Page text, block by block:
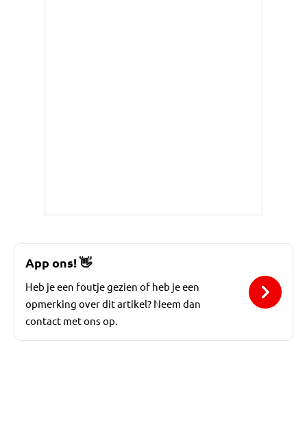
App ons!👋
Heb je een foutje gezien of heb je een
opmerking over dit artikel? Neem dan
contact met ons op.